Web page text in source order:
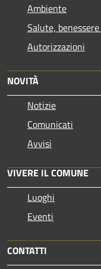
Ambiente
Salute,
Autorizzazioni
NOVITÀ
Notizie
Comunicati
Avvisi
VIVERE IL COMUNE
Luoghi
Eventi
CONTATTI